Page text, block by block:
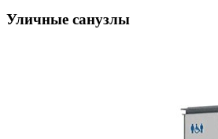
Уличные санузлы